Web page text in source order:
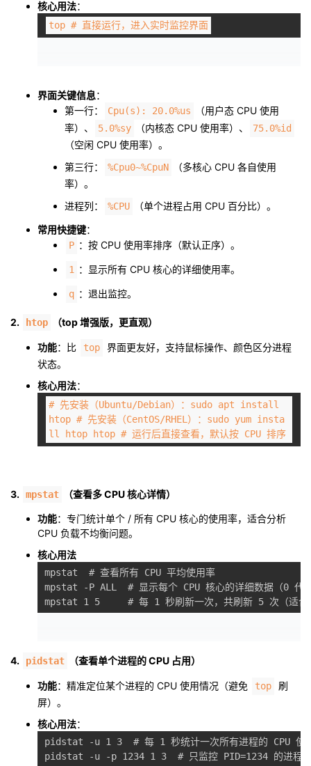
者
学
堂
程
认
证
的
实
我
的
支
持
我
支
持
声
建
核心用法：
top # 直接运行，进入实时监控界面
界面关键信息：
第一行：
Cpu(s): 20.0%us
（用户态 CPU 使用
率）、
5.0%sy （内核态 CPU 使用率）、 75.0%id
（空闲 CPU 使用率）。
第三行：
%Cpu0~%CpuN
（多核心 CPU 各自使用
率）。
进程列：
%CPU
（单个进程占用 CPU 百分比）。
常用快捷键：
P ：按 CPU 使用率排序（默认正序）。
1 ：显示所有 CPU 核心的详细使用率。
q ：退出监控。
2. htop （top 增强版，更直观）
功能：比 top
界面更友好，支持鼠标操作、颜色区分进程
状态。
核心用法：
# 先安装（Ubuntu/Debian）：sudo apt install
htop # 先安装（CentOS/RHEL）：sudo yum insta
ll htop
htop # 运行后直接查看，默认按 CPU 排序
3. mpstat （查看多 CPU 核心详情）
功能：专门统计单个 / 所有 CPU 核心的使用率，适合分析
CPU 负载不均衡问题。
核心用法
mpstat # 查看所有 CPU 平均使用率
mpstat
-P ALL # 显示每个 CPU 核心的详细数据（0 代
mpstat 1 5 # 每 1 秒刷新一次，共刷新 5 次（适合
4. pidstat （查看单个进程的 CPU 占用）
功能：精准定位某个进程的 CPU 使用情况（避免 top
刷
屏）。
核心用法：
pidstat -u 1 3
# 每 1 秒统计一次所有进程的 CPU 使
pidstat
-u -p 1234 1 3 # 只监控 PID=1234 的进程